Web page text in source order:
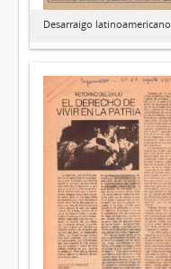
Desarraigo latinoamericano